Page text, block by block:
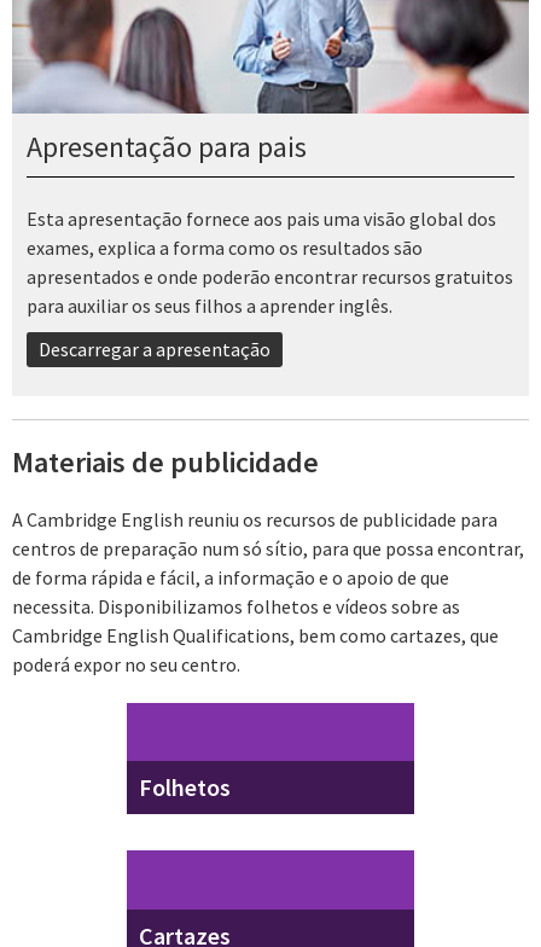
Apresentação para pais
Esta apresentação fornece aos pais uma visão global dos
exames, explica a forma como os resultados são
apresentados e onde poderão encontrar recursos gratuitos
para auxiliar os seus filhos a aprender inglês.
Descarregar a apresentação
Materiais de publicidade
A Cambridge English reuniu os recursos de publicidade para
centros de preparação num só sítio, para que possa encontrar,
de forma rápida e fácil, a informação e o apoio de que
necessita. Disponibilizamos folhetos e vídeos sobre as
Cambridge English Qualifications, bem como cartazes, que
poderá expor no seu centro.
Folhetos
Cartazes